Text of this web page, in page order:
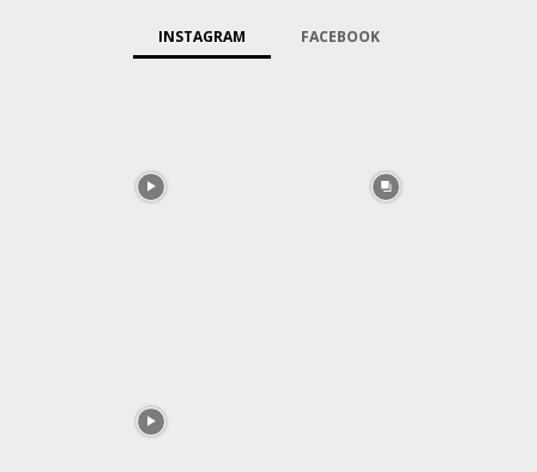
INSTAGRAM FACEBOOK